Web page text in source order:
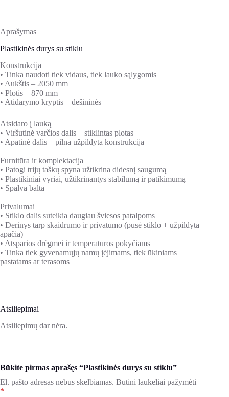
Aprašymas
Plastikinės durys su stiklu
Konstrukcija
• Tinka naudoti tiek vidaus, tiek lauko sąlygomis
• Aukštis – 2050 mm
• Plotis – 870 mm
• Atidarymo kryptis – dešininės
Atsidaro į lauką
• Viršutinė varčios dalis – stiklintas plotas
• Apatinė dalis – pilna užpildyta konstrukcija
Furnitūra ir komplektacija
• Patogi trijų taškų spyna užtikrina didesnį saugumą
• Plastikiniai vyriai, užtikrinantys stabilumą ir patikimumą
• Spalva balta
Privalumai
• Stiklo dalis suteikia daugiau šviesos patalpoms
• Derinys tarp skaidrumo ir privatumo (pusė stiklo + užpildyta
apačia)
• Atsparios drėgmei ir temperatūros pokyčiams
• Tinka tiek gyvenamųjų namų įėjimams, tiek ūkiniams
pastatams ar terasoms
Atsiliepimai
Atsiliepimų dar nėra.
Būkite pirmas aprašęs “Plastikinės durys su stiklu”
El. pašto adresas nebus skelbiamas. Būtini laukeliai pažymėti
*